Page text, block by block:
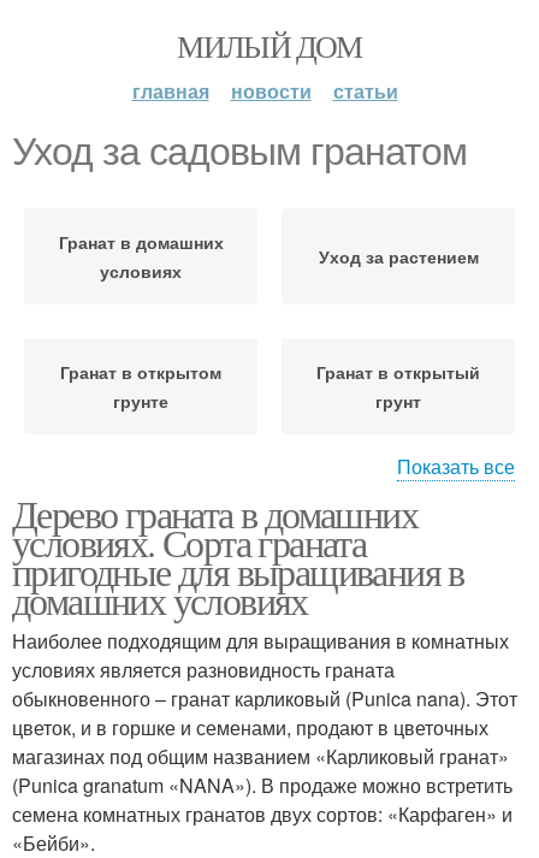
МИЛЫЙ ДОМ
главная новости статьи
Уход за садовым гранатом
Гранат в домашних
условиях
Уход за растением
Гранат в открытом
грунте
Гранат в открытый
грунт
Садовый гранат Гранат на зиму
Гранат в крыму Комнатный гранат
Показать все
Дерево граната в домашних
условиях. Сорта граната
пригодные для выращивания в
домашних условиях
Наиболее подходящим для выращивания в комнатных
условиях является разновидность граната
обыкновенного – гранат карликовый (Punica nana). Этот
цветок, и в горшке и семенами, продают в цветочных
магазинах под общим названием «Карликовый гранат»
(Punica granatum «NANA»). В продаже можно встретить
семена комнатных гранатов двух сортов: «Карфаген» и
«Бейби».